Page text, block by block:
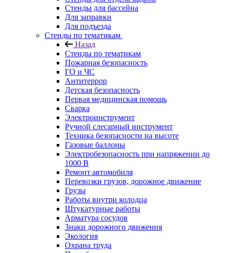
Стенды для бассейна
Для заправки
Для подъезда
Стенды по тематикам
Назад
Стенды по тематикам
Пожарная безопасность
ГО и ЧС
Антитеррор
Детская безопасность
Первая медицинская помощь
Сварка
Электроинструмент
Ручной слесарный инструмент
Техника безопасности на высоте
Газовые баллоны
Электробезопасность при напряжении до
1000 В
Ремонт автомобиля
Перевозки грузов, дорожное движение
Грузы
Работы внутри колодца
Штукатурные работы
Арматура сосудов
Знаки дорожного движения
Экология
Охрана труда